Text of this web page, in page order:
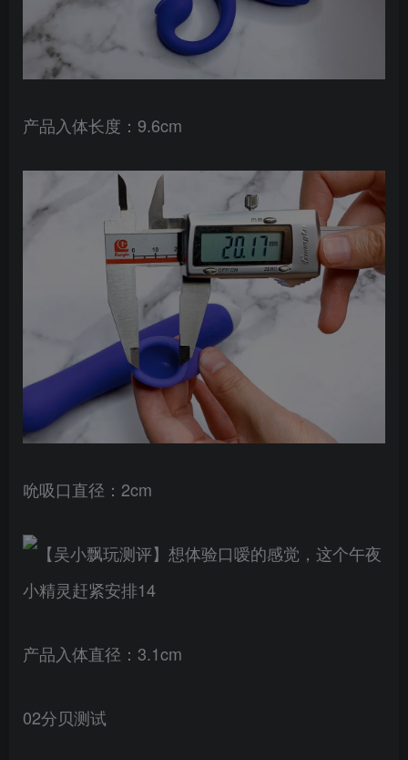
产品入体长度：9.6cm
吮吸口直径：2cm
产品入体直径：3.1cm
02分贝测试